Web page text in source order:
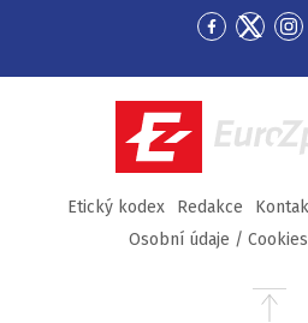
Přejít
Facebook
Přejít
Etický kodex Redakce
Osobní údaje / Cookies
Přejít